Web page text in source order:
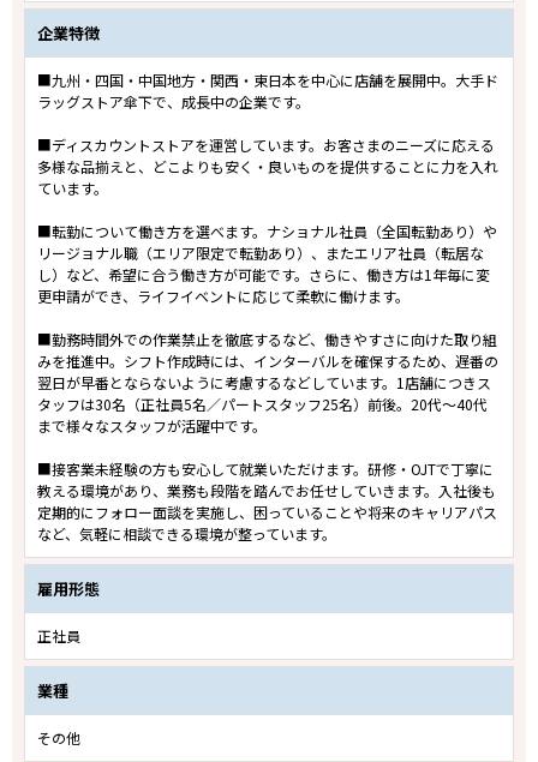
企業特徴
■九州・四国・中国地方・関西・東日本を中心に店舗を展開中。大手ド
ラッグストア傘下で、成長中の企業です。
■ディスカウントストアを運営しています。お客さまのニーズに応える
多様な品揃えと、どこよりも安く・良いものを提供することに力を入れ
ています。
■転勤について働き方を選べます。ナショナル社員（全国転勤あり）や
リージョナル職（エリア限定で転勤あり）、またエリア社員（転居な
し）など、希望に合う働き方が可能です。さらに、働き方は1年毎に変
更申請ができ、ライフイベントに応じて柔軟に働けます。
■勤務時間外での作業禁止を徹底するなど、働きやすさに向けた取り組
みを推進中。シフト作成時には、インターバルを確保するため、遅番の
翌日が早番とならないように考慮するなどしています。1店舗につきス
タッフは30名（正社員5名／パートスタッフ25名）前後。20代～40代
まで様々なスタッフが活躍中です。
■接客業未経験の方も安心して就業いただけます。研修・OJTで丁寧に
教える環境があり、業務も段階を踏んでお任せしていきます。入社後も
定期的にフォロー面談を実施し、困っていることや将来のキャリアパス
など、気軽に相談できる環境が整っています。
雇用形態
正社員
業種
その他